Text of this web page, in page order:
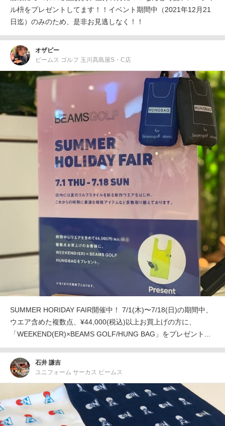
ル枡をプレゼントしてます！！イベント期間中（2021年12月21
日迄）のみのため、是非お見逃しなく！！
オザピー
ビームス ゴルフ 玉川髙島屋S・C店
SUMMER HORIDAY FAIR開催中！ 7/1(木)〜7/18(日)の期間中、
ウエア含めた複数点、¥44,000(税込)以上お買上げの方に、
「WEEKEND(ER)×BEAMS GOLF/HUNG BAG」をプレゼント...
石井 謙吉
ユニフォーム サーカス ビームス